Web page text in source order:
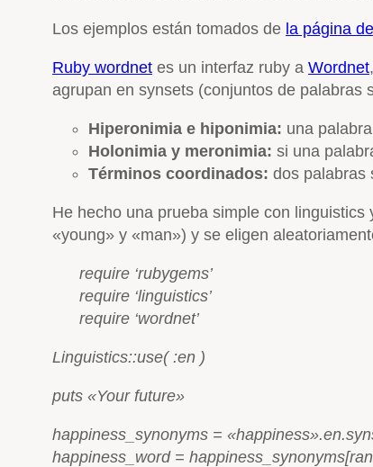
Los ejemplos están tomados de la página
Ruby wordnet es un interfaz ruby a Wordnet
agrupan en synsets (conjuntos de palabras
Hiperonimia e hiponimia: una
Holonimia y meronimia: si una
Términos coordinados: dos palabras
He hecho una prueba simple con
«young» y «man») y se eligen
require ‘rubygems’
require ‘linguistics’
require ‘wordnet’
Linguistics::use( :en )
puts «Your future»
happiness_synonyms =
happiness_word =